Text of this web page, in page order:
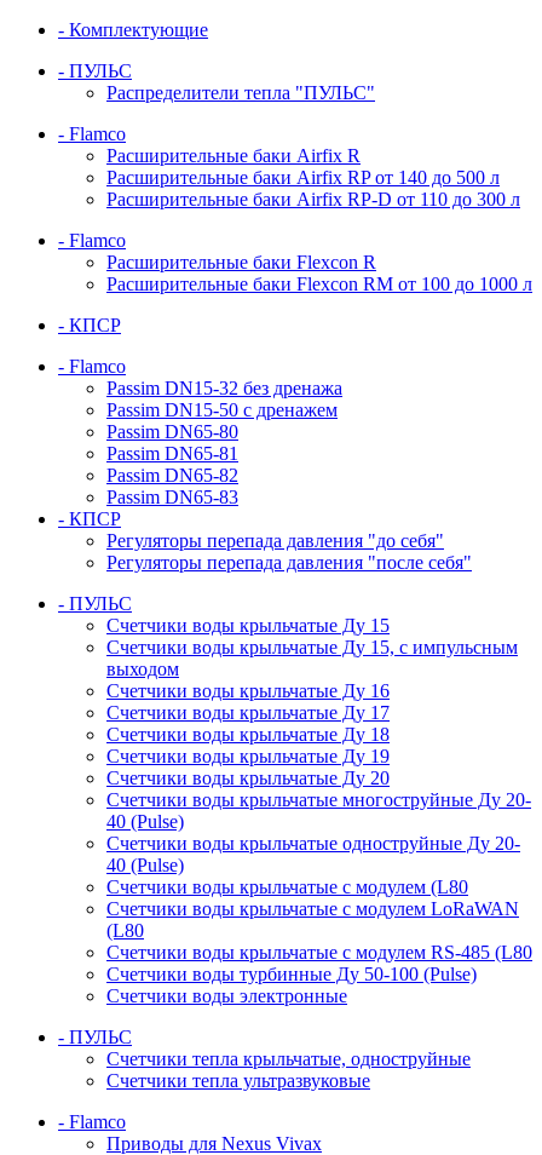
- Комплектующие
- ПУЛЬС
Распределители тепла "ПУЛЬС"
- Flamco
Расширительные баки Airfix R
Расширительные баки Airfix RP от 140 до 500 л
Расширительные баки Airfix RP-D от 110 до 300 л
- Flamco
Расширительные баки Flexcon R
Расширительные баки Flexcon RM от 100 до 1000 л
- КПСР
- Flamco
Passim DN15-32 без дренажа
Passim DN15-50 с дренажем
Passim DN65-80
Passim DN65-81
Passim DN65-82
Passim DN65-83
- КПСР
Регуляторы перепада давления "до себя"
Регуляторы перепада давления "после себя"
- ПУЛЬС
Счетчики воды крыльчатые Ду 15
Счетчики воды крыльчатые Ду 15, с импульсным
выходом
Счетчики воды крыльчатые Ду 16
Счетчики воды крыльчатые Ду 17
Счетчики воды крыльчатые Ду 18
Счетчики воды крыльчатые Ду 19
Счетчики воды крыльчатые Ду 20
Счетчики воды крыльчатые многоструйные Ду 20-
40 (Pulse)
Счетчики воды крыльчатые одноструйные Ду 20-
40 (Pulse)
Счетчики воды крыльчатые с модулем (L80
Счетчики воды крыльчатые с модулем LoRaWAN
(L80
Счетчики воды крыльчатые с модулем RS-485 (L80
Счетчики воды турбинные Ду 50-100 (Pulse)
Счетчики воды электронные
- ПУЛЬС
Счетчики тепла крыльчатые, одноструйные
Счетчики тепла ультразвуковые
- Flamco
Приводы для Nexus Vivax